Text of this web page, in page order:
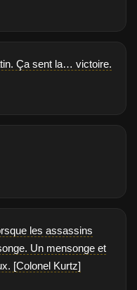
Ça sent la… victoire.
les assassins
Un mensonge et
[Colonel Kurtz]